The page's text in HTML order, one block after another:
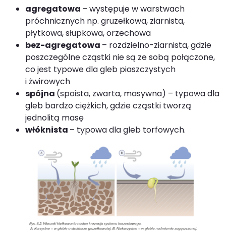
agregatowa – występuje w warstwach
próchnicznych np. gruzełkowa, ziarnista,
płytkowa, słupkowa, orzechowa
bez-agregatowa – rozdzielno-ziarnista, gdzie
poszczególne cząstki nie są ze sobą połączone,
co jest typowe dla gleb piaszczystych
i żwirowych
spójna (spoista, zwarta, masywna) – typowa dla
gleb bardzo ciężkich, gdzie cząstki tworzą
jednolitą masę
włóknista – typowa dla gleb torfowych.